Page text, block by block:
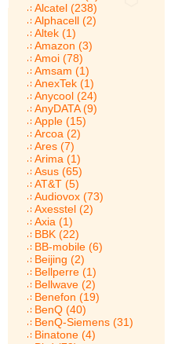
Alcatel (238)
Alphacell (2)
Altek (1)
Amazon (3)
Amoi (78)
Amsam (1)
AnexTek (1)
Anycool (24)
AnyDATA (9)
Apple (15)
Arcoa (2)
Ares (7)
Arima (1)
Asus (65)
AT&T (5)
Audiovox (73)
Axesstel (2)
Axia (1)
BBK (22)
BB-mobile (6)
Beijing (2)
Bellperre (1)
Bellwave (2)
Benefon (19)
BenQ (40)
BenQ-Siemens (31)
Binatone (4)